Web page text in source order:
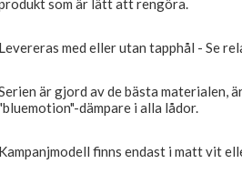
som är lätt att rengöra.
Levereras med eller utan tapphål - Se
är gjord av de bästa materialen,
dämpare i alla lådor.
Kampanjmodell finns endast i matt vit